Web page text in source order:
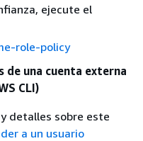
ejecute el
role-policy
de una cuenta externa
CLI)
detalles sobre este
a un usuario